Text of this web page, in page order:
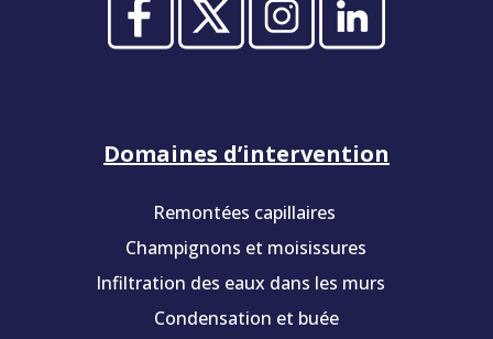
Domaines d’intervention
Remontées capillaires
Champignons et moisissures
Infiltration des eaux dans les murs
Condensation et buée